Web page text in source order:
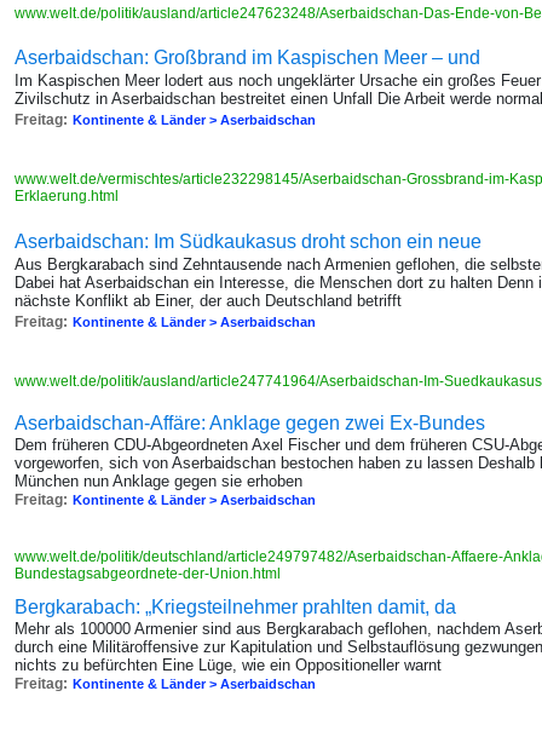
www.welt.de/politik/ausland/article247623248/Aserbaidschan-Das-Ende-von-
Aserbaidschan: Großbrand im Kaspischen Meer – und
Im Kaspischen Meer lodert aus noch ungeklärter Ursache ein großes
Zivilschutz in Aserbaidschan bestreitet einen Unfall Die Arbeit werde
Freitag: Kontinente & Länder > Aserbaidschan
www.welt.de/vermischtes/article232298145/Aserbaidschan-Grossbrand-im-
Erklaerung.html
Aserbaidschan: Im Südkaukasus droht schon ein neue
Aus Bergkarabach sind Zehntausende nach Armenien geflohen, die
Dabei hat Aserbaidschan ein Interesse, die Menschen dort zu halten
nächste Konflikt ab Einer, der auch Deutschland betrifft
Freitag: Kontinente & Länder > Aserbaidschan
www.welt.de/politik/ausland/article247741964/Aserbaidschan-Im-
Aserbaidschan-Affäre: Anklage gegen zwei Ex-Bundes
Dem früheren CDU-Abgeordneten Axel Fischer und dem früheren CSU-
vorgeworfen, sich von Aserbaidschan bestochen haben zu lassen
München nun Anklage gegen sie erhoben
Freitag: Kontinente & Länder > Aserbaidschan
www.welt.de/politik/deutschland/article249797482/Aserbaidschan-Affaere-
Bundestagsabgeordnete-der-Union.html
Bergkarabach: „Kriegsteilnehmer prahlten damit, da
Mehr als 100000 Armenier sind aus Bergkarabach geflohen, nachdem
durch eine Militäroffensive zur Kapitulation und Selbstauflösung
nichts zu befürchten Eine Lüge, wie ein Oppositioneller warnt
Freitag: Kontinente & Länder > Aserbaidschan